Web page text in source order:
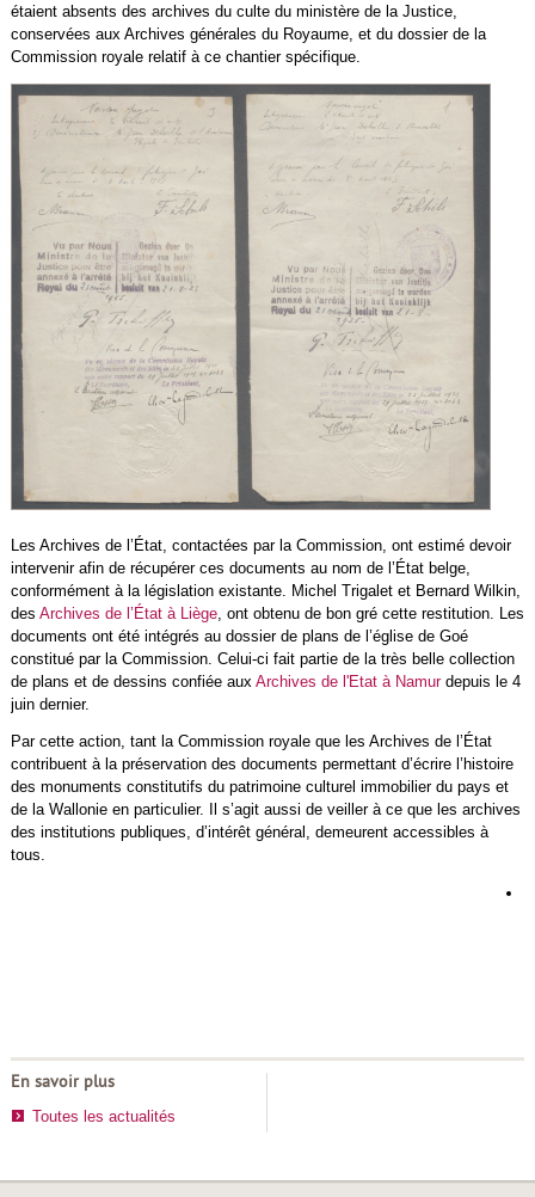
étaient absents des archives du culte du ministère de la Justice,
conservées aux Archives générales du Royaume, et du dossier de la
Commission royale relatif à ce chantier spécifique.
Les Archives de l’État, contactées par la Commission, ont estimé devoir
intervenir afin de récupérer ces documents au nom de l’État belge,
conformément à la législation existante. Michel Trigalet et Bernard Wilkin,
des Archives de l’État à Liège, ont obtenu de bon gré cette restitution. Les
documents ont été intégrés au dossier de plans de l’église de Goé
constitué par la Commission. Celui-ci fait partie de la très belle collection
de plans et de dessins confiée aux Archives de l'Etat à Namurdepuis le 4
juin dernier.
Par cette action, tant la Commission royale que les Archives de l’État
contribuent à la préservation des documents permettant d’écrire l’histoire
des monuments constitutifs du patrimoine culturel immobilier du pays et
de la Wallonie en particulier. Il s’agit aussi de veiller à ce que les archives
des institutions publiques, d’intérêt général, demeurent accessibles à
tous.
En savoir plus
Toutes les actualités